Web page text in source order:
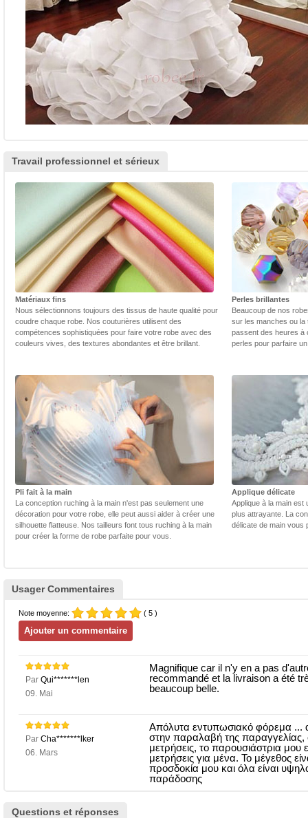
Travail professionnel et sérieux
Matériaux fins
Nous sélectionnons toujours des tissus de haute qualité pour
coudre chaque robe. Nos couturières utilisent des
compétences sophistiquées pour faire votre robe avec des
couleurs vives, des textures abondantes et être brillant.
Perles brillantes
Beaucoup de nos
sur les manches ou la
passent des heures à
perles pour parfaire
Pli fait à la main
La conception ruching à la main n'est pas seulement une
décoration pour votre robe, elle peut aussi aider à créer une
silhouette flatteuse. Nos tailleurs font tous ruching à la main
pour créer la forme de robe parfaite pour vous.
Applique délicate
Applique à la main est
plus attrayante. La
délicate de main vous
Usager Commentaires
Note moyenne: ( 5 )
Par Qui*******len
09. Mai
Magnifique car il n'y en a pas
recommandé et la livraison a été
beaucoup belle.
Par Cha*******lker
06. Mars
Απόλυτα εντυπωσιακό φόρεμα ...
στην παραλαβή της παραγγελίας,
μετρήσεις, το παρουσιάστρια
μετρήσεις για μένα. Το μέγεθος
προσδοκία μου και όλα είναι
παράδοσης
Questions et réponses